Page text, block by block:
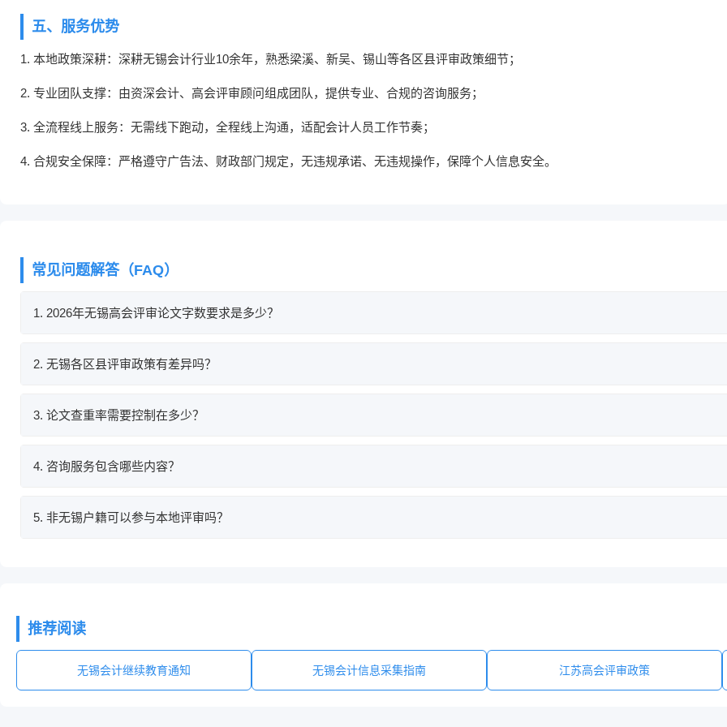
五、服务优势
1. 本地政策深耕：深耕无锡会计行业10余年，熟悉梁溪、新吴、锡山等各区县评审政策细节；
2. 专业团队支撑：由资深会计、高会评审顾问组成团队，提供专业、合规的咨询服务；
3. 全流程线上服务：无需线下跑动，全程线上沟通，适配会计人员工作节奏；
4. 合规安全保障：严格遵守广告法、财政部门规定，无违规承诺、无违规操作，保障个人信息安全。
常见问题解答（FAQ）
1. 2026年无锡高会评审论文字数要求是多少？
2. 无锡各区县评审政策有差异吗？
3. 论文查重率需要控制在多少？
4. 咨询服务包含哪些内容？
5. 非无锡户籍可以参与本地评审吗？
推荐阅读
无锡会计继续教育通知 无锡会计信息采集指南 江苏高会评审政策